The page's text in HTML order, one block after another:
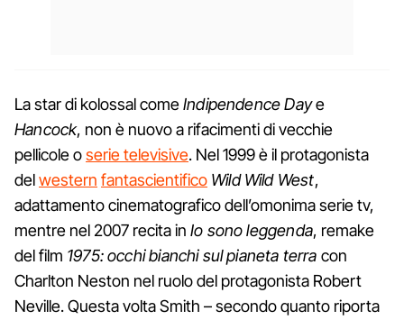
La star di kolossal comeIndipendence Daye
Hancock, non è nuovo a rifacimenti di vecchie
pellicole oserie televisive. Nel 1999 è il protagonista
delwestern fantascientifico Wild Wild West,
adattamento cinematografico dell’omonima serie tv,
mentre nel 2007 recita in Io sono leggenda, remake
del film 1975: occhi bianchi sul pianeta terra con
Charlton Neston nel ruolo del protagonista Robert
Neville. Questa volta Smith – secondo quanto riporta